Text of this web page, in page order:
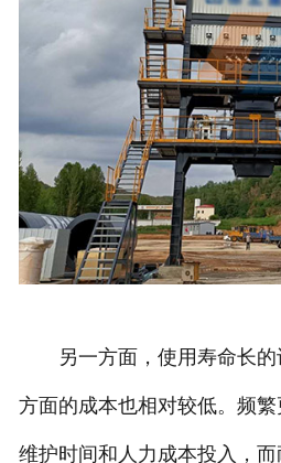
另一方面，使用寿命长的
方面的成本也相对较低。频
维护时间和人力成本投入，